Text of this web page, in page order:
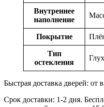
Внутреннее
наполнение
Покрытие
Тип
остекления
Быстрая доставка дверей: от
Срок доставки: 1-2 дня.